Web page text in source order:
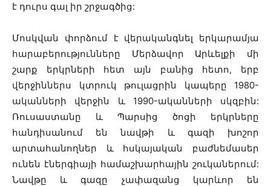
է դուրս գալ իր շրջագծից:
Մոսկվան փորձում է վերականգնել երկարամյա
հարաբերությունները Մերձավոր Արևելքի մի
շարք երկրների հետ այն բանից հետո, երբ
վերջիններս կտրուկ թուլացրին կապերը 1980-
ականների վերջին և 1990-ականների սկզբին:
Ռուսաստանը և Պարսից ծոցի երկրները
հանդիսանում են նավթի և գազի խոշոր
արտահանողներ և հսկայական բաժնեմասեր
ունեն էներգիայի համաշխարհային շուկաներում:
Նավթը և գազը չափազանց կարևոր են